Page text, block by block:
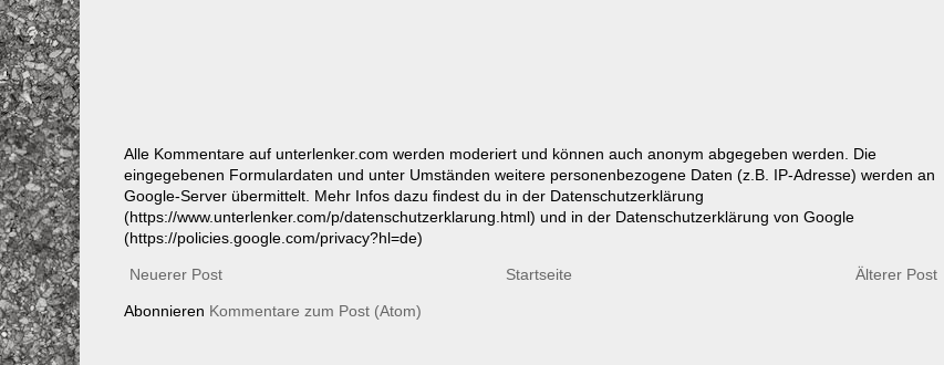
Alle Kommentare auf unterlenker.com werden moderiert und können auch anonym abgegeben werden. Die
eingegebenen Formulardaten und unter Umständen weitere personenbezogene Daten (z.B. IP-Adresse) werden an
Google-Server übermittelt. Mehr Infos dazu findest du in der Datenschutzerklärung
(https://www.unterlenker.com/p/datenschutzerklarung.html) und in der Datenschutzerklärung von Google
(https://policies.google.com/privacy?hl=de)
Neuerer Post Älterer Post
Startseite
Abonnieren Kommentare zum Post (Atom)